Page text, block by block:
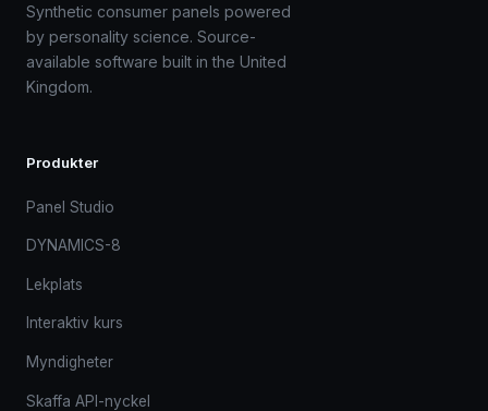
Synthetic consumer panels powered
by personality science. Source-
available software built in the United
Kingdom.
Produkter
Panel Studio
DYNAMICS-8
Lekplats
Interaktiv kurs
Myndigheter
Skaffa API-nyckel